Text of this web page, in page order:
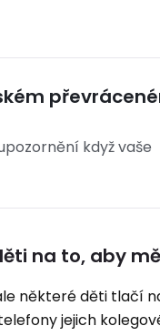
když vaše
na to, aby
některé děti tlačí
jejich